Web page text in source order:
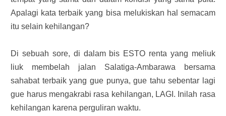
Apalagi kata terbaik yang bisa melukiskan hal semacam
itu selain kehilangan?
Di sebuah sore, di dalam bis ESTO renta yang meliuk
liuk membelah jalan Salatiga-Ambarawa bersama
sahabat terbaik yang gue punya, gue tahu sebentar lagi
gue harus mengakrabi rasa kehilangan, LAGI. Inilah rasa
kehilangan karena perguliran waktu.